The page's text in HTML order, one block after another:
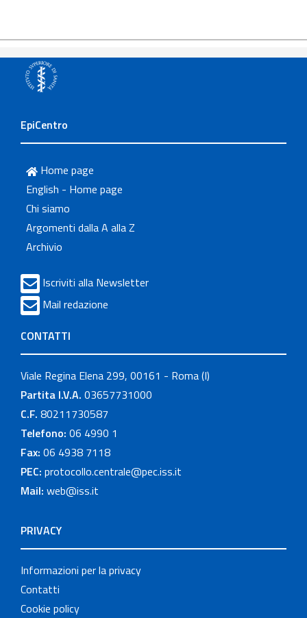
EpiCentro
Home page
English - Home page
Chi siamo
Argomenti dalla A alla Z
Archivio
Iscriviti alla Newsletter
Mail redazione
CONTATTI
Viale Regina Elena 299, 00161 - Roma (I)
Partita I.V.A. 03657731000
C.F. 80211730587
Telefono: 06 4990 1
Fax: 06 4938 7118
PEC: protocollo.centrale@pec.iss.it
Mail: web@iss.it
PRIVACY
Informazioni per la privacy
Contatti
Cookie policy